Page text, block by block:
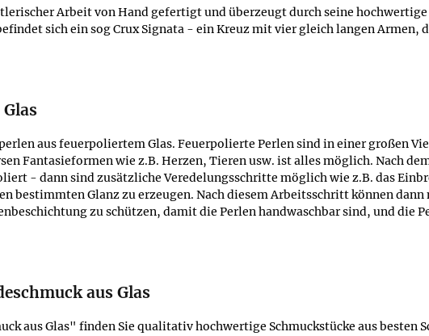
Arbeit von Hand gefertigt und überzeugt durch seine
sich ein sog Crux Signata - ein Kreuz mit vier gleich langen
aus feuerpoliertem Glas. Feuerpolierte Perlen sind in einer großen
Fantasieformen wie z.B. Herzen, Tieren usw. ist alles möglich. Nach
- dann sind zusätzliche Veredelungsschritte möglich wie z.B. das
bestimmten Glanz zu erzeugen. Nach diesem Arbeitsschritt können
zu schützen, damit die Perlen handwaschbar sind, und die
aus Glas
aus Glas" finden Sie qualitativ hochwertige Schmuckstücke aus besten